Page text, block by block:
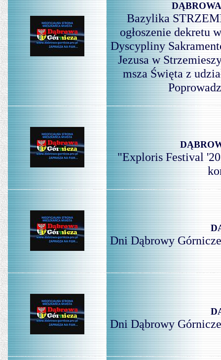
Bazylika
ogłoszenie dekretu
Dyscypliny
Jezusa w
msza Święta z
"Exploris Festival
Dni Dąbrowy
Dni Dąbrowy